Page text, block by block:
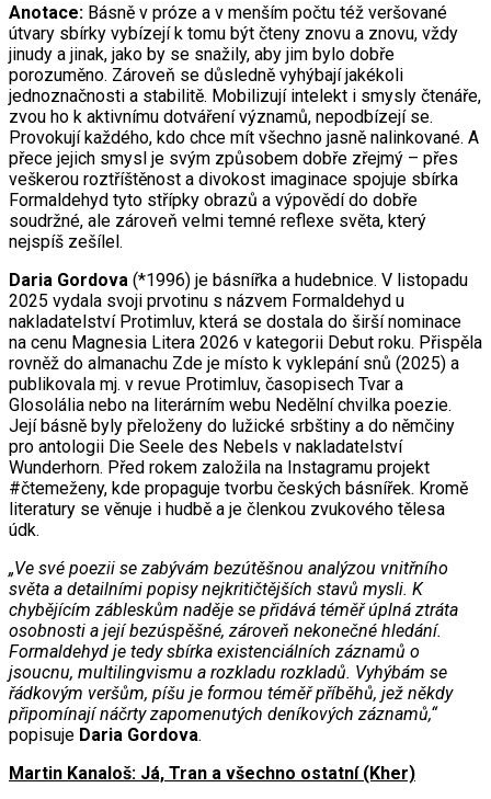
Anotace: Básně v próze a v menším počtu též veršované
útvary sbírky vybízejí k tomu být čteny znovu a znovu, vždy
jinudy a jinak, jako by se snažily, aby jim bylo dobře
porozuměno. Zároveň se důsledně vyhýbají jakékoli
jednoznačnosti a stabilitě. Mobilizují intelekt i smysly čtenáře,
zvou ho k aktivnímu dotváření významů, nepodbízejí se.
Provokují každého, kdo chce mít všechno jasně nalinkované. A
přece jejich smysl je svým způsobem dobře zřejmý – přes
veškerou roztříštěnost a divokost imaginace spojuje sbírka
Formaldehyd tyto střípky obrazů a výpovědí do dobře
soudržné, ale zároveň velmi temné reflexe světa, který
nejspíš zešílel.
Daria Gordova (*1996) je básnířka a hudebnice. V listopadu
2025 vydala svoji prvotinu s názvem Formaldehyd u
nakladatelství Protimluv, která se dostala do širší nominace
na cenu Magnesia Litera 2026 v kategorii Debut roku. Přispěla
rovněž do almanachu Zde je místo k vyklepání snů (2025) a
publikovala mj. v revue Protimluv, časopisech Tvar a
Glosolália nebo na literárním webu Nedělní chvilka poezie.
Její básně byly přeloženy do lužické srbštiny a do němčiny
pro antologii Die Seele des Nebels v nakladatelství
Wunderhorn. Před rokem založila na Instagramu projekt
#čtemeženy, kde propaguje tvorbu českých básnířek. Kromě
literatury se věnuje i hudbě a je členkou zvukového tělesa
údk.
„Ve své poezii se zabývám bezútěšnou analýzou vnitřního
světa a detailními popisy nejkritičtějších stavů mysli. K
chybějícím zábleskům naděje se přidává téměř úplná ztráta
osobnosti a její bezúspěšné, zároveň nekonečné hledání.
Formaldehyd je tedy sbírka existenciálních záznamů o
jsoucnu, multilingvismu a rozkladu rozkladů. Vyhýbám se
řádkovým veršům, píšu je formou téměř příběhů, jež někdy
připomínají náčrty zapomenutých deníkových záznamů,“
popisuje Daria Gordova.
Martin Kanaloš: Já, Tran a všechno ostatní (Kher)